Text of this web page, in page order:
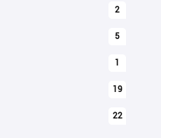
2
5
1
19
22